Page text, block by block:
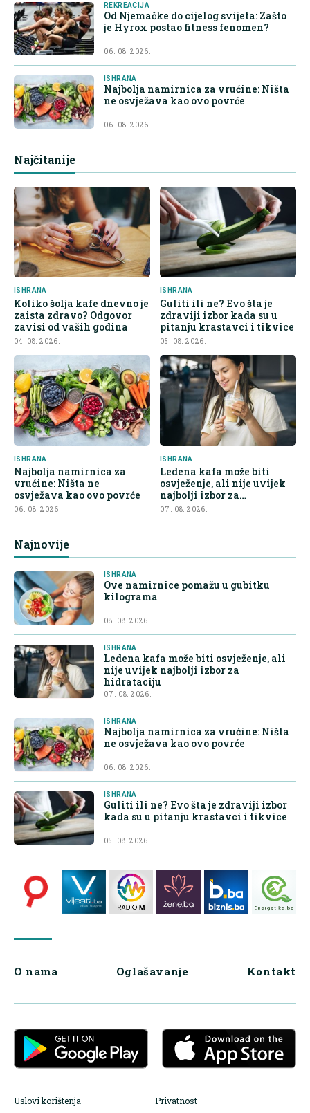
REKREACIJA
Od Njemačke do cijelog svijeta: Zašto
je Hyrox postao fitness fenomen?
06. 08. 2026.
ISHRANA
Najbolja namirnica za vrućine: Ništa
ne osvježava kao ovo povrće
06. 08. 2026.
Najčitanije
ISHRANA
Koliko šolja kafe dnevno je
zaista zdravo? Odgovor
zavisi od vaših godina
04. 08. 2026.
ISHRANA
Guliti ili ne? Evo šta je
zdraviji izbor kada su u
pitanju krastavci i tikvice
05. 08. 2026.
ISHRANA
Najbolja namirnica za
vrućine: Ništa ne
osvježava kao ovo povrće
06. 08. 2026.
ISHRANA
Ledena kafa može biti
osvježenje, ali nije uvijek
najbolji izbor za
hidrataciju
07. 08. 2026.
Najnovije
ISHRANA
Ove namirnice pomažu u gubitku
kilograma
08. 08. 2026.
ISHRANA
Ledena kafa može biti osvježenje, ali
nije uvijek najbolji izbor za
hidrataciju
07. 08. 2026.
ISHRANA
Najbolja namirnica za vrućine: Ništa
ne osvježava kao ovo povrće
06. 08. 2026.
ISHRANA
Guliti ili ne? Evo šta je zdraviji izbor
kada su u pitanju krastavci i tikvice
05. 08. 2026.
O nama Oglašavanje Kontakt
Uslovi korištenja Privatnost